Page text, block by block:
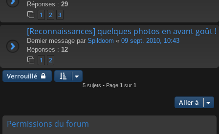
Réponses : 29
1 2 3
[Reconnaissances] quelques photos en avant goût !
Dernier message par Spildoom « 09 sept. 2010, 10:43
Réponses : 12
1 2
Verrouillé
5 sujets • Page 1 sur 1
Aller à
Permissions du forum